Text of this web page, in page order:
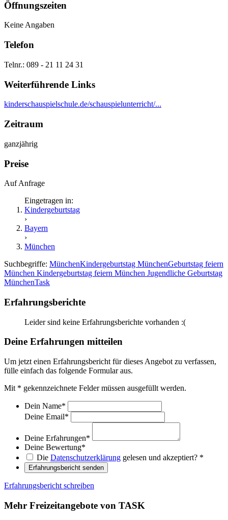
Öffnungszeiten
Keine Angaben
Telefon
Telnr.: 089 - 21 11 24 31
Weiterführende Links
kinderschauspielschule.de/schauspielunterricht/...
Zeitraum
ganzjährig
Preise
Auf Anfrage
Eingetragen in:
Kindergeburtstag
›
Bayern
›
München
Suchbegriffe: MünchenKindergeburtstag MünchenGeburtstag feiern
München Kindergeburtstag feiern München Jugendliche Geburtstag
MünchenTask
Erfahrungsberichte
Leider sind keine Erfahrungsberichte vorhanden :(
Deine Erfahrungen mitteilen
Um jetzt einen Erfahrungsbericht für dieses Angebot zu verfassen,
fülle einfach das folgende Formular aus.
Mit * gekennzeichnete Felder müssen ausgefüllt werden.
Dein Name*
Deine Email*
Deine Erfahrungen*
Deine Bewertung*
Die Datenschutzerklärung gelesen und akzeptiert? *
Erfahrungsbericht senden
Erfahrungsbericht schreiben
Mehr Freizeitangebote von TASK